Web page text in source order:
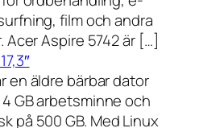
film och andra
Aspire 5742 är […]
en äldre bärbar dator
GB arbetsminne och
på 500 GB. Med Linux